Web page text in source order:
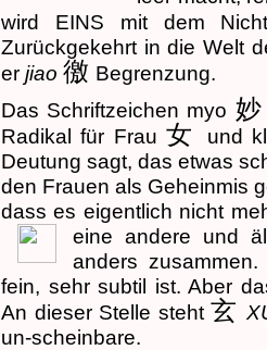
wird EINS mit dem
Zurückgekehrt in die Welt
er jiao 徼 Begrenzung.
Das Schriftzeichen myo 妙
Radikal für Frau女
und
Deutung sagt, das etwas
den Frauen als Geheinmis
dass es eigentlich nicht
eine andere und
anders
fein, sehr subtil ist. Aber
An dieser Stelle steht玄
un-scheinbare.